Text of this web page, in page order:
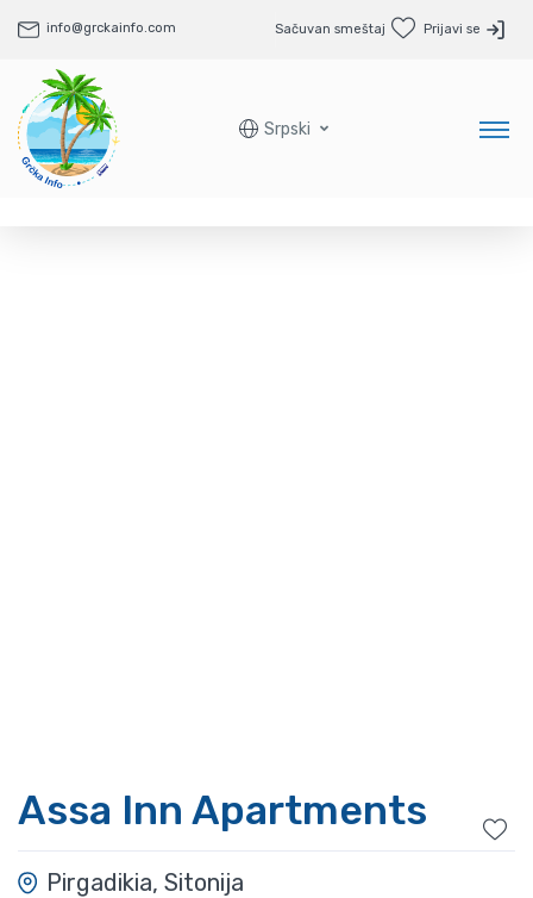
info@grckainfo.com Sačuvan smeštaj Prijavi se
Srpski
Assa Inn Apartments
Pirgadikia, Sitonija